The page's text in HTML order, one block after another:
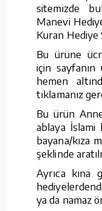
sitemizde
Manevi
Kuran
Bu ürüne
için sayfanın
hemen
tıklamanız
Bu ürün
ablaya İslami
bayana/kıza
şeklinde
Ayrıca kına
ya da namaz